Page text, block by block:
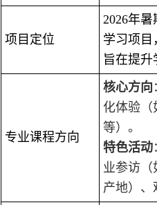
项目定位
2026年
学习项目
旨在提升
专业课程方向
核心方向
化体验（
等）。
特色活动
业参访（
产地）、